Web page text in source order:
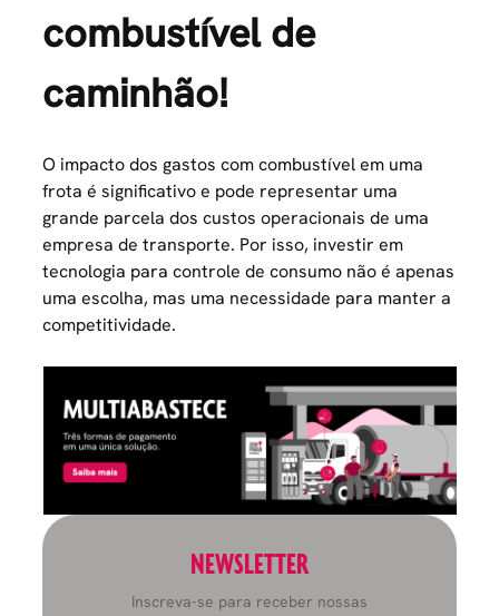
combustível de
caminhão!
O impacto dos gastos com combustível em uma
frota é significativo e pode representar uma
grande parcela dos custos operacionais de uma
empresa de transporte. Por isso, investir em
tecnologia para controle de consumo não é apenas
uma escolha, mas uma necessidade para manter a
competitividade.
NEWSLETTER
Inscreva-se para receber nossas